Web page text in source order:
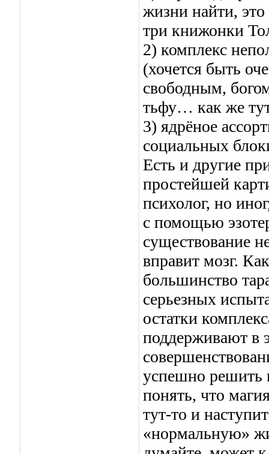
жизни найти,
три книжонки
2) комплекс
(хочется быть
свободным,
тьфу… как же тут
3) ядрёное
социальных
Есть и другие
простейшей
психолог, но
с помощью
существование
вправит мозг.
большинство
серьезных
остатки
поддерживают в
успешно решить
понять, что
тут-то и
«нормальную»